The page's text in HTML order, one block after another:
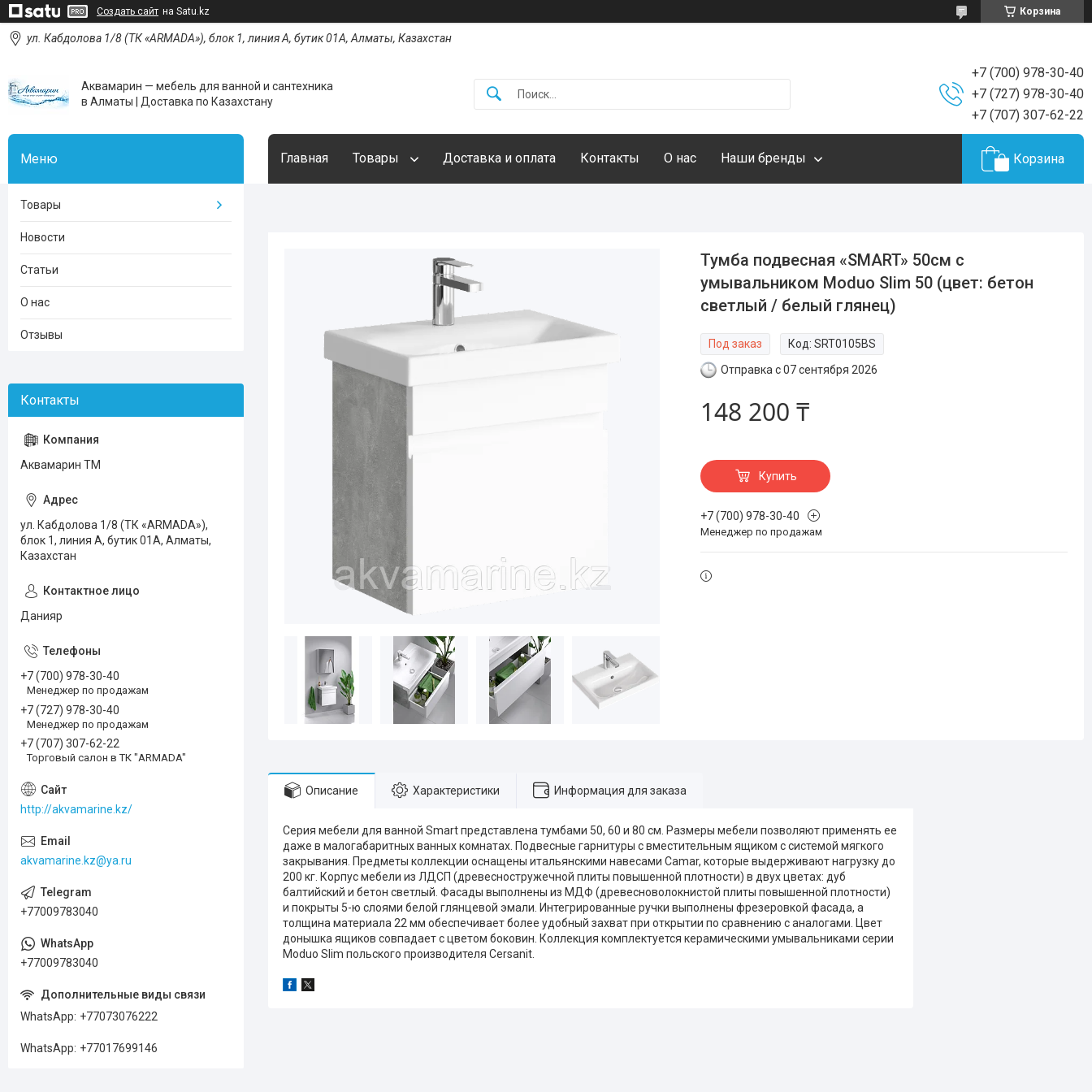
Создать сайт на Satu.kz Корзина
ул. Кабдолова 1/8 (ТК «ARMADA»), блок 1, линия А, бутик 01А, Алматы, Казахстан
Аквамарин — мебель для ванной и сантехника
в Алматы | Доставка по Казахстану
+7 (700) 978-30-40
+7 (727) 978-30-40
+7 (707) 307-62-22
Главная Товары Доставка и оплата Контакты О нас Наши бренды Корзина
Тумба подвесная «SMART» 50см с
умывальником Moduo Slim 50 (цвет: бетон
светлый / белый глянец)
Под заказ Код:SRT0105BS
Отправка с 07 сентября 2026
148 200 ₸
Купить
+7 (700) 978-30-40
Менеджер по продажам
Описание Характеристики Информация для заказа
Серия мебели для ванной Smart представлена тумбами 50, 60 и 80 см. Размеры мебели позволяют применять ее
даже в малогабаритных ванных комнатах. Подвесные гарнитуры с вместительным ящиком с системой мягкого
закрывания. Предметы коллекции оснащены итальянскими навесами Camar, которые выдерживают нагрузку до
200 кг. Корпус мебели из ЛДСП (древесностружечной плиты повышенной плотности) в двух цветах: дуб
балтийский и бетон светлый. Фасады выполнены из МДФ (древесноволокнистой плиты повышенной плотности)
и покрыты 5-ю слоями белой глянцевой эмали. Интегрированные ручки выполнены фрезеровкой фасада, а
толщина материала 22 мм обеспечивает более удобный захват при открытии по сравнению с аналогами. Цвет
донышка ящиков совпадает с цветом боковин. Коллекция комплектуется керамическими умывальниками серии
Moduo Slim польского производителя Cersanit.
Товары
Новости
Статьи
О нас
Отзывы
Аквамарин ТМ
ул. Кабдолова 1/8 (ТК «ARMADA»),
блок 1, линия А, бутик 01А, Алматы,
Казахстан
Данияр
+7 (700) 978-30-40
Менеджер по продажам
+7 (727) 978-30-40
Менеджер по продажам
+7 (707) 307-62-22
Торговый салон в ТК "ARMADA"
http://akvamarine.kz/
akvamarine.kz@ya.ru
+77009783040
+77009783040
WhatsApp +77073076222
WhatsApp +77017699146